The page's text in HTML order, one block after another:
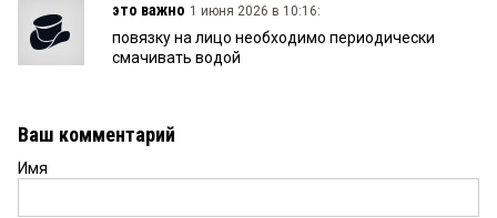
это важно 1 июня 2026 в 10:16:
повязку на лицо необходимо периодически
смачивать водой
Ваш комментарий
Имя